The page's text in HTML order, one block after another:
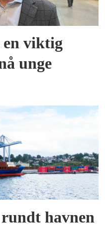
viktig
unge
rundt havnen